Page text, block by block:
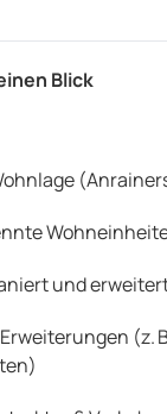
Blick
und
(z.